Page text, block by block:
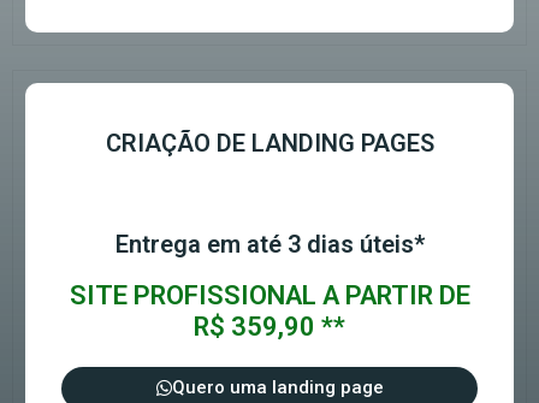
CRIAÇÃO DE LANDING PAGES
Entrega em até 3 dias úteis*
SITE PROFISSIONAL A PARTIR DE
R$ 359,90 **
Quero uma landing page